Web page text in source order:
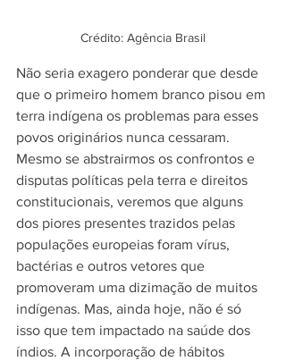
Crédito: Agência Brasil
Não seria exagero ponderar que desde
que o primeiro homem branco pisou em
terra indígena os problemas para esses
povos originários nunca cessaram.
Mesmo se abstrairmos os confrontos e
disputas políticas pela terra e direitos
constitucionais, veremos que alguns
dos piores presentes trazidos pelas
populações europeias foram vírus,
bactérias e outros vetores que
promoveram uma dizimação de muitos
indígenas. Mas, ainda hoje, não é só
isso que tem impactado na saúde dos
índios. A incorporação de hábitos